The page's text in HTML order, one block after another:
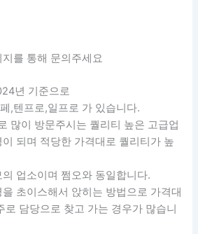
를 통해 문의주세요
년 기준으로
,텐프로,일프로 가 있습니다.
많이 방문주시는 퀄리티 높은 고급업
되며 적당한 가격대로 퀄리티가 높
업소이며 쩜오와 동일합니다.
초이스해서 앉히는 방법으로 가격대
로 담당으로 찾고 가는 경우가 많습니